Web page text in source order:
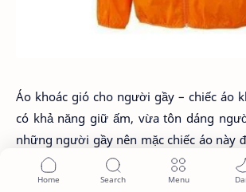
Áo khoác gió cho người gầy – chiếc áo
có khả năng giữ ấm, vừa tôn dáng
những người gầy nên mặc chiếc áo này
đầy đặn hơn và đẹp hơn.